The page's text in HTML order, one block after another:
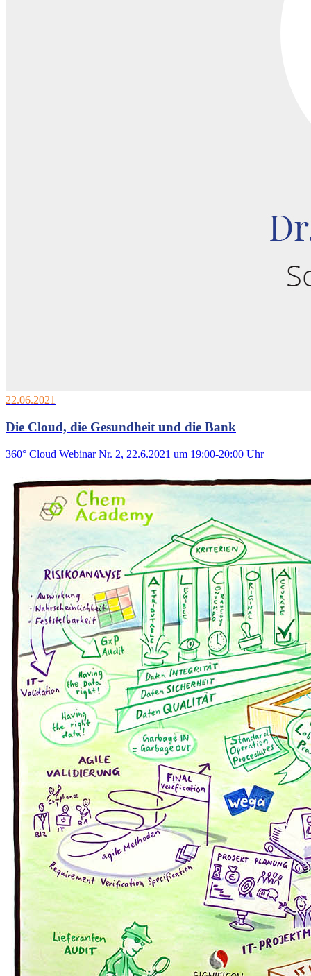
22.06.2021
Die Cloud, die Gesundheit und die Bank
360° Cloud Webinar Nr. 2, 22.6.2021 um 19:00-20:00 Uhr